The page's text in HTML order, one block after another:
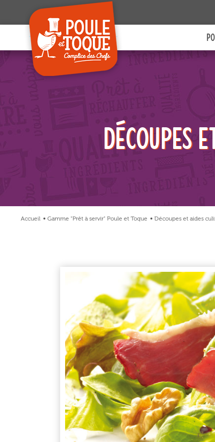
Accueil Gamme "Prêt à servir" Poule et Toque Découpes et aides
site et à des fins analytiques.
pouvez changer d'avis à tout
cliquant sur l'icône présente sur
page de notre site. En
services tiers, vous acceptez le dépôt
lecture de cookies et
technologies de suivi nécessaires à
bon fonctionnement.